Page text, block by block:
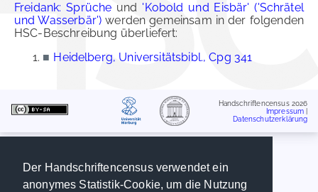
Der Handschriftencensus verwendet ein
anonymes Statistik-Cookie, um die Nutzung
Freidank: Sprüche und 'Kobold und Eisbär' ('Schrätel
und Wasserbär') werden gemeinsam in der folgenden
HSC-Beschreibung überliefert:
■ Heidelberg, Universitätsbibl., Cpg 341
Handschriftencensus 2026
Impressum
Datenschutzerklärung